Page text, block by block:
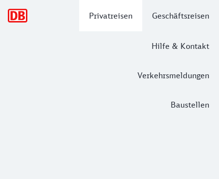
Privatreisen Geschäftsreisen
Hilfe & Kontakt
Verkehrsmeldungen
Baustellen